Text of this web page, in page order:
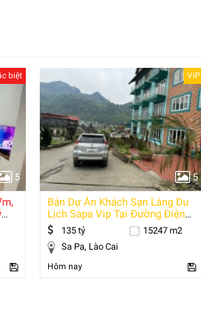
5
biệt
5
VIP
Bán Dự Án Khách Sạn Làng Du
Lịch Sapa Vip Tại Đường Điện
Biên Phủ,
135 tỷ
15247 m2
Sa Pa, Lào Cai
Hôm nay